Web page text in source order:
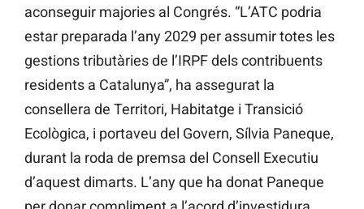
aconseguir majories al Congrés. “L’ATC podria
estar preparada l’any 2029 per assumir totes les
gestions tributàries de l’IRPF dels contribuents
residents a Catalunya”, ha assegurat la
consellera de Territori, Habitatge i Transició
Ecològica, i portaveu del Govern, Sílvia Paneque,
durant la roda de premsa del Consell Executiu
d’aquest dimarts. L’any que ha donat Paneque